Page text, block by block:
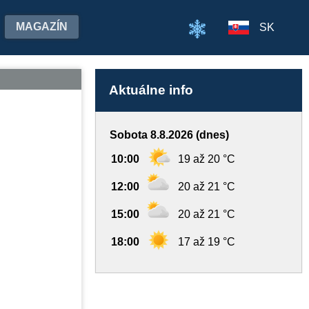
MAGAZÍN SK
Aktuálne info
Sobota 8.8.2026 (dnes)
10:00 19 až 20 °C
12:00 20 až 21 °C
15:00 20 až 21 °C
18:00 17 až 19 °C